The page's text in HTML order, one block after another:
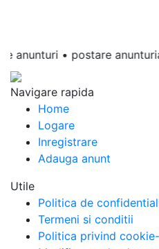
• postare
Navigare rapida
Home
Logare
Inregistrare
Adauga anunt
Utile
Politica de
Termeni si conditii
Politica privind